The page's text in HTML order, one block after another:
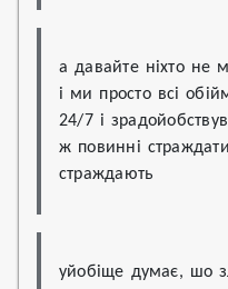
а давайте ніхто не
і ми просто всі
24/7 і
ж повинні
страждають
уйобіще думає, шо